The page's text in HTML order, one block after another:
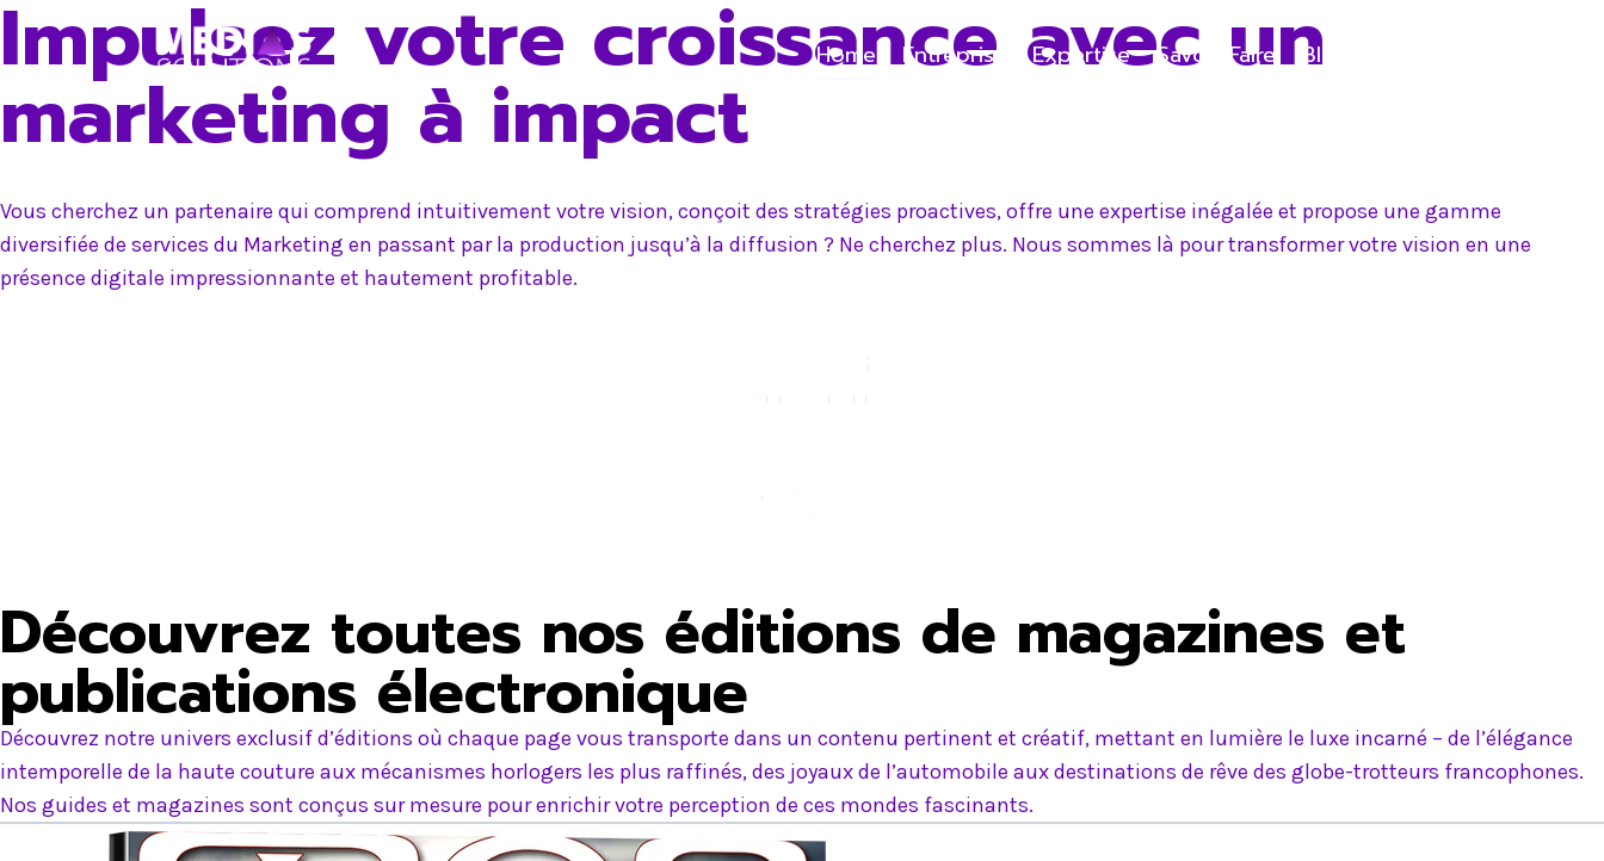
Skip
Home Entreprise Expertise Savoir-Faire Blog
Impulsez votre croissance avec un
marketing à impact
Vous cherchez un partenaire qui comprend intuitivement votre vision, conçoit des stratégies proactives, offre une expertise inégalée et propose une gamme
diversifiée de services du Marketing en passant par la production jusqu’à la diffusion ? Ne cherchez plus. Nous sommes là pour transformer votre vision en une
présence digitale impressionnante et hautement profitable.
Découvrez toutes nos éditions de magazines et
publications électronique
Découvrez notre univers exclusif d’éditions où chaque page vous transporte dans un contenu pertinent et créatif, mettant en lumière le luxe incarné – de l’élégance
intemporelle de la haute couture aux mécanismes horlogers les plus raffinés, des joyaux de l’automobile aux destinations de rêve des globe-trotteurs francophones.
Nos guides et magazines sont conçus sur mesure pour enrichir votre perception de ces mondes fascinants.